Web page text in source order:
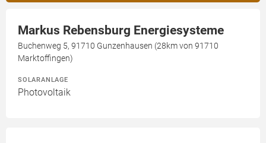
Markus Rebensburg Energiesysteme
Buchenweg 5, 91710 Gunzenhausen (28km von 91710
Marktoffingen)
SOLARANLAGE
Photovoltaik